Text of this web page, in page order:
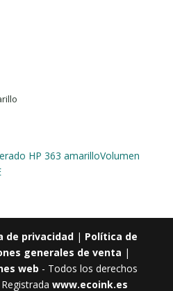
HP 363 amarilloVolumen
de privacidad| Política de
generales de venta |
web - Todos los derechos
www.ecoink.es